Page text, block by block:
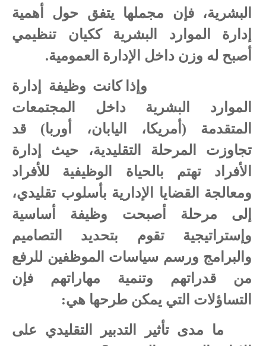
البشرية، فإن مجملها يتفق حول أهمية
إدارة الموارد البشرية ككيان تنظيمي
أصبح له وزن داخل الإدارة العمومية.
وإذا كانت وظيفة إدارة
الموارد البشرية داخل المجتمعات
المتقدمة (أمريكا، اليابان، أوربا) قد
تجاوزت المرحلة التقليدية، حيث إدارة
الأفراد تهتم بالحياة الوظيفية للأفراد
ومعالجة القضايا الإدارية بأسلوب تقليدي،
إلى مرحلة أصبحت وظيفة أساسية
وإستراتيجية تقوم بتحديد التصاميم
والبرامج ورسم سياسات الموظفين للرفع
من قدراتهم وتنمية مهاراتهم فإن
التساؤلات التي يمكن طرحها هي:
ما مدى تأثير التدبير التقليدي على